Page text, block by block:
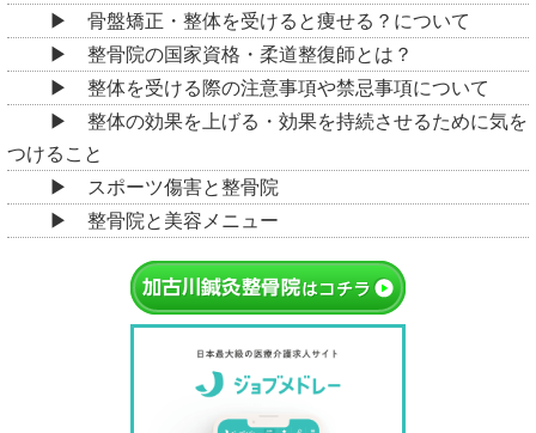
骨盤矯正・整体を受けると痩せる？について
整骨院の国家資格・柔道整復師とは？
整体を受ける際の注意事項や禁忌事項について
整体の効果を上げる・効果を持続させるために気を
つけること
スポーツ傷害と整骨院
整骨院と美容メニュー